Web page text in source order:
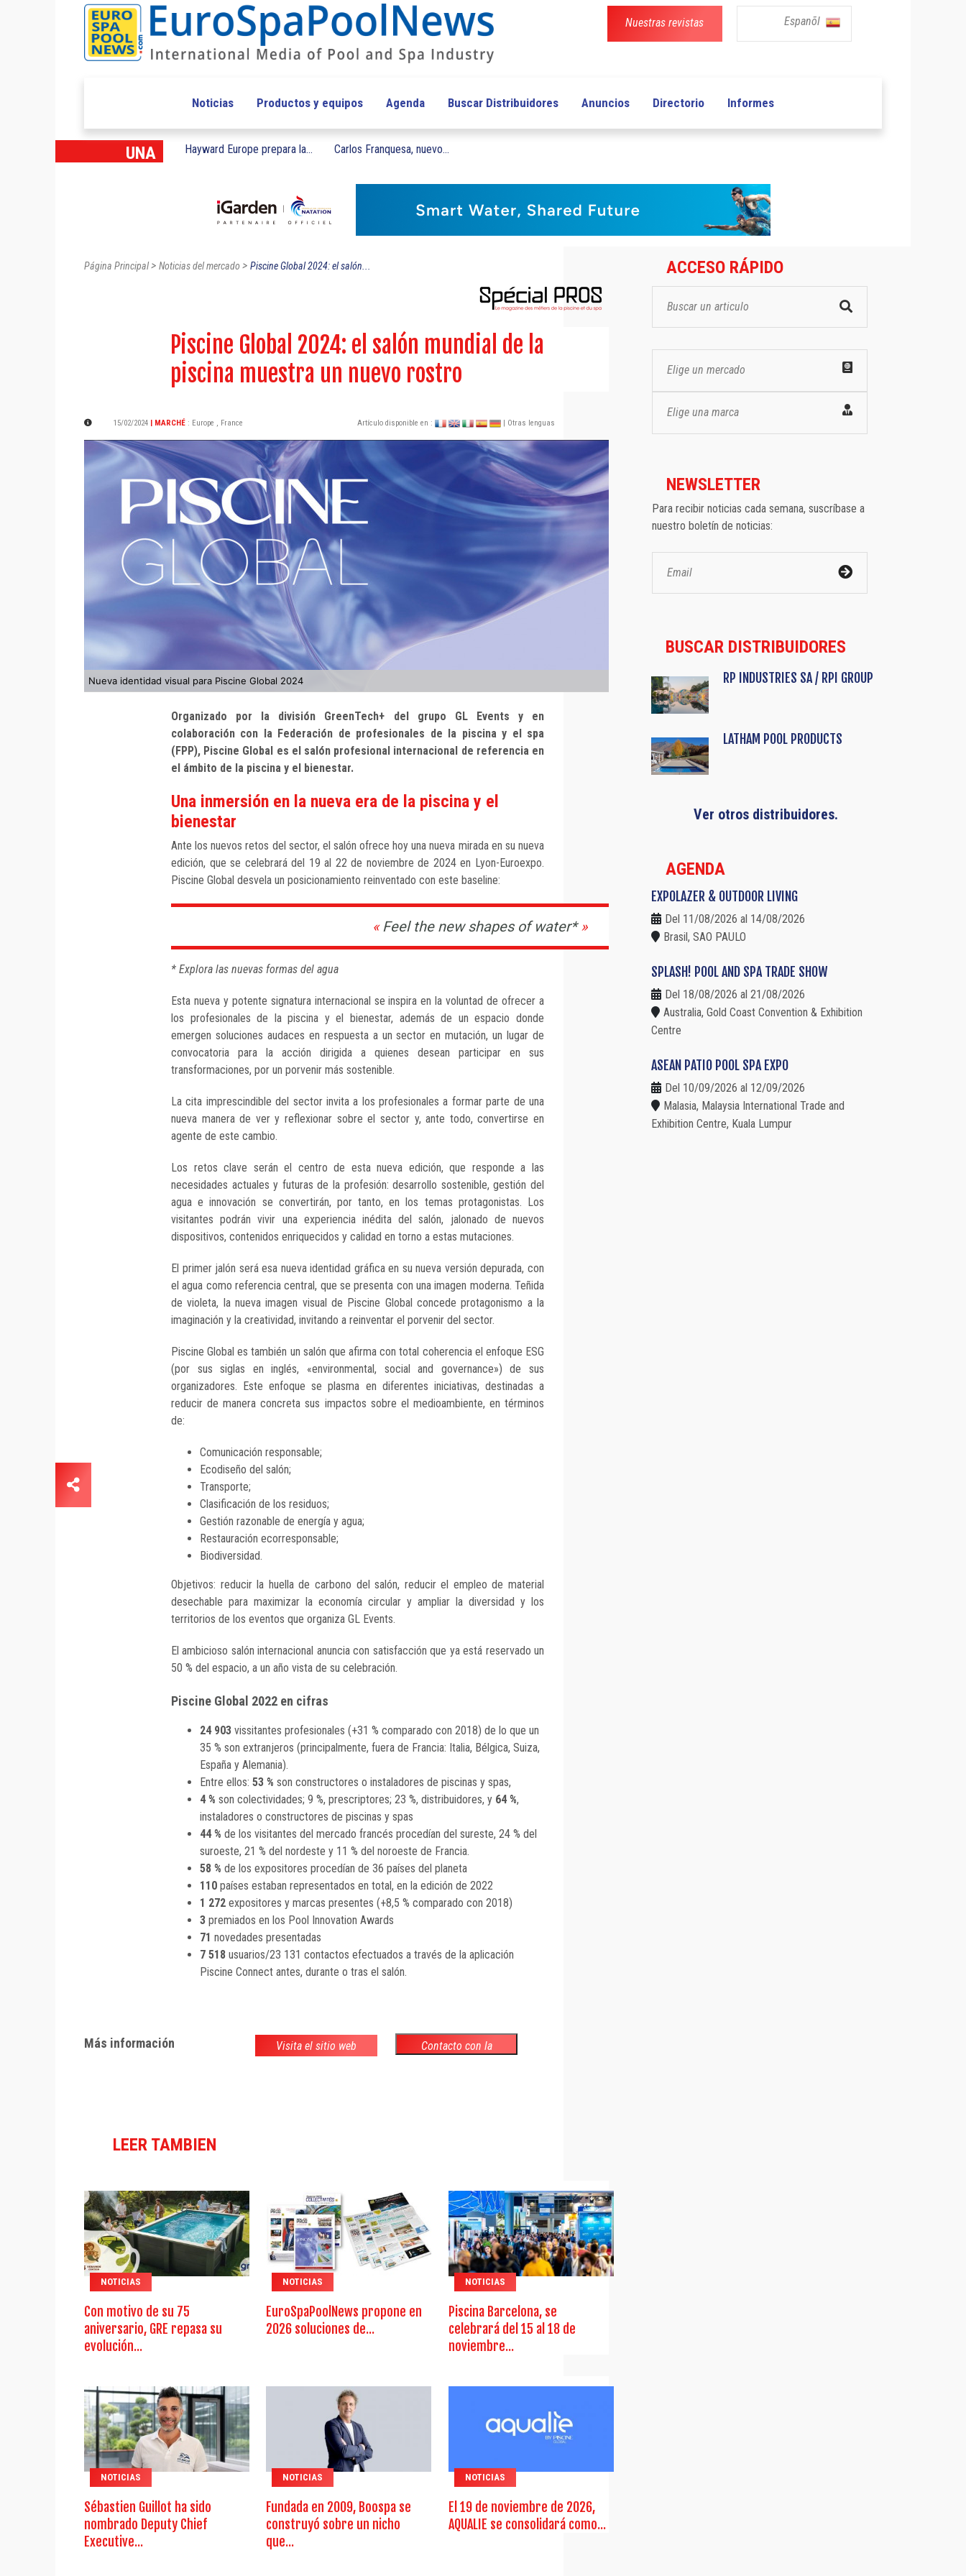
Nuestras revistas Espanõl
Noticias Productos y equipos Agenda Buscar Distribuidores Anuncios Directorio Informes
UNA Hayward Europe prepara la... Carlos Franquesa, nuevo...
Página Principal> Noticias del mercado > Piscine Global 2024: el salón...
Piscine Global 2024: el salón mundial de la
piscina muestra un nuevo rostro
15/02/2024 | MARCHÉ : Europe , France Artículo disponible en : | Otras lenguas
Nueva identidad visual para Piscine Global 2024
Organizado por la división GreenTech+ del grupo GL Events y en
colaboración con la Federación de profesionales de la piscina y el spa
(FPP), Piscine Global es el salón profesional internacional de referencia en
el ámbito de la piscina y el bienestar.
Una inmersión en la nueva era de la piscina y el
bienestar
Ante los nuevos retos del sector, el salón ofrece hoy una nueva mirada en su nueva
edición, que se celebrará del 19 al 22 de noviembre de 2024 en Lyon-Euroexpo.
Piscine Global desvela un posicionamiento reinventado con este baseline:
Feel the new shapes of water*
* Explora las nuevas formas del agua
Esta nueva y potente signatura internacional se inspira en la voluntad de ofrecer a
los profesionales de la piscina y el bienestar, además de un espacio donde
emergen soluciones audaces en respuesta a un sector en mutación, un lugar de
convocatoria para la acción dirigida a quienes desean participar en sus
transformaciones, por un porvenir más sostenible.
La cita imprescindible del sector invita a los profesionales a formar parte de una
nueva manera de ver y reflexionar sobre el sector y, ante todo, convertirse en
agente de este cambio.
Los retos clave serán el centro de esta nueva edición, que responde a las
necesidades actuales y futuras de la profesión: desarrollo sostenible, gestión del
agua e innovación se convertirán, por tanto, en los temas protagonistas. Los
visitantes podrán vivir una experiencia inédita del salón, jalonado de nuevos
dispositivos, contenidos enriquecidos y calidad en torno a estas mutaciones.
El primer jalón será esa nueva identidad gráfica en su nueva versión depurada, con
el agua como referencia central, que se presenta con una imagen moderna. Teñida
de violeta, la nueva imagen visual de Piscine Global concede protagonismo a la
imaginación y la creatividad, invitando a reinventar el porvenir del sector.
Piscine Global es también un salón que afirma con total coherencia el enfoque ESG
(por sus siglas en inglés, «environmental, social and governance») de sus
organizadores. Este enfoque se plasma en diferentes iniciativas, destinadas a
reducir de manera concreta sus impactos sobre el medioambiente, en términos
de:
Comunicación responsable;
Ecodiseño del salón;
Transporte;
Clasificación de los residuos;
Gestión razonable de energía y agua;
Restauración ecorresponsable;
Biodiversidad.
Objetivos: reducir la huella de carbono del salón, reducir el empleo de material
desechable para maximizar la economía circular y ampliar la diversidad y los
territorios de los eventos que organiza GL Events.
El ambicioso salón internacional anuncia con satisfacción que ya está reservado un
50 % del espacio, a un año vista de su celebración.
Piscine Global 2022 en cifras
24 903 vissitantes profesionales (+31 % comparado con 2018) de lo que un
35 % son extranjeros (principalmente, fuera de Francia: Italia, Bélgica, Suiza,
España y Alemania).
Entre ellos: 53 % son constructores o instaladores de piscinas y spas,
4 % son colectividades; 9 %, prescriptores; 23 %, distribuidores, y 64 %,
instaladores o constructores de piscinas y spas
44 % de los visitantes del mercado francés procedían del sureste, 24 % del
suroeste, 21 % del nordeste y 11 % del noroeste de Francia.
58 % de los expositores procedían de 36 países del planeta
110 países estaban representados en total, en la edición de 2022
1 272 expositores y marcas presentes (+8,5 % comparado con 2018)
3 premiados en los Pool Innovation Awards
71 novedades presentadas
7 518 usuarios/23 131 contactos efectuados a través de la aplicación
Piscine Connect antes, durante o tras el salón.
Más información Visita el sitio web
Contacto con la
LEER TAMBIEN
NOTICIAS
Con motivo de su 75
aniversario, GRE repasa su
evolución...
NOTICIAS
EuroSpaPoolNews propone en
2026 soluciones de...
NOTICIAS
Piscina Barcelona, se
celebrará del 15 al 18 de
noviembre...
NOTICIAS
Sébastien Guillot ha sido
nombrado Deputy Chief
Executive...
NOTICIAS
Fundada en 2009, Boospa se
construyó sobre un nicho
que...
NOTICIAS
El 19 de noviembre de 2026,
AQUALIE se consolidará como...
ACCESO RÁPIDO
Elige un mercado
Elige una marca
NEWSLETTER
Para recibir noticias cada semana, suscríbase a
nuestro boletín de noticias:
BUSCAR DISTRIBUIDORES
RP INDUSTRIES SA / RPI GROUP
LATHAM POOL PRODUCTS
Ver otros distribuidores.
AGENDA
EXPOLAZER & OUTDOOR LIVING
Del 11/08/2026 al 14/08/2026
Brasil, SAO PAULO
SPLASH! POOL AND SPA TRADE SHOW
Del 18/08/2026 al 21/08/2026
Australia, Gold Coast Convention & Exhibition
Centre
ASEAN PATIO POOL SPA EXPO
Del 10/09/2026 al 12/09/2026
Malasia, Malaysia International Trade and
Exhibition Centre, Kuala Lumpur